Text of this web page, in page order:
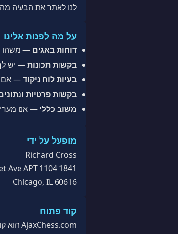
לנו לאתר את הבעיה
על מה לפנות אלינו
דוחות באגים — משהו
בקשות תכונות— יש
בעיות לוח ניקוד— אם
בקשות פרטיות
משוב כללי — אנו
מופעל על ידי
Richard Cross
1841 S Calumet Ave APT 1104
Chicago, IL 60616
קוד פתוח
AjaxChess.com הוא קוד פתוח. אם אתה מפתח ורוצה לתרום או לדווח על בעיה טכנית, תוכל למצוא אותנו ב